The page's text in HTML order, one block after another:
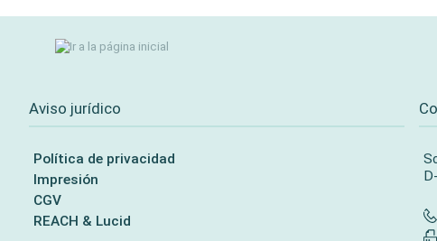
Aviso jurídico
Política de privacidad
Impresión
CGV
REACH & Lucid